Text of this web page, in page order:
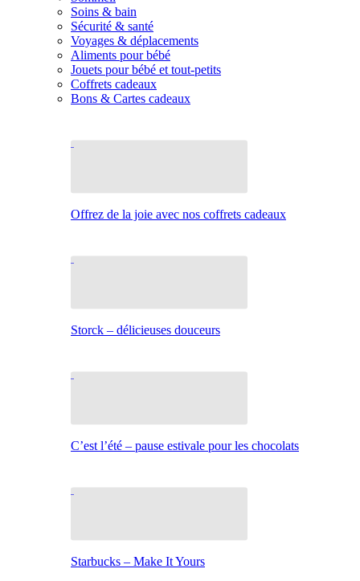
Soins & bain
Sécurité & santé
Voyages & déplacements
Aliments pour bébé
Jouets pour bébé et tout-petits
Coffrets cadeaux
Bons & Cartes cadeaux
Offrez de la joie avec nos coffrets cadeaux
Storck – délicieuses douceurs
C’est l’été – pause estivale pour les chocolats
Starbucks – Make It Yours